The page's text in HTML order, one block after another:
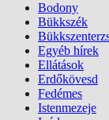
Bodony
Bükkszék
Egyéb hírek
Ellátások
Erdőkövesd
Fedémes
Istenmezeje